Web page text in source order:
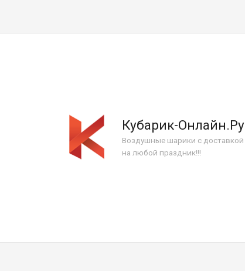
Кубарик-Онлайн.Ру
Воздушные шарики с доставкой
на любой праздник!!!